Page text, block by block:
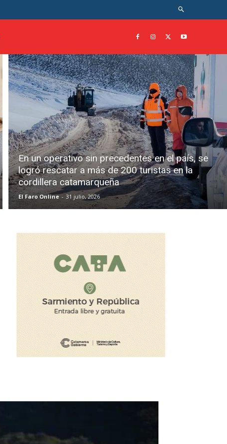
En un operativo sin precedentes en el país, se
logró rescatar a más de 200 turistas en la
cordillera catamarqueña
El Faro Online - 31 julio, 2026